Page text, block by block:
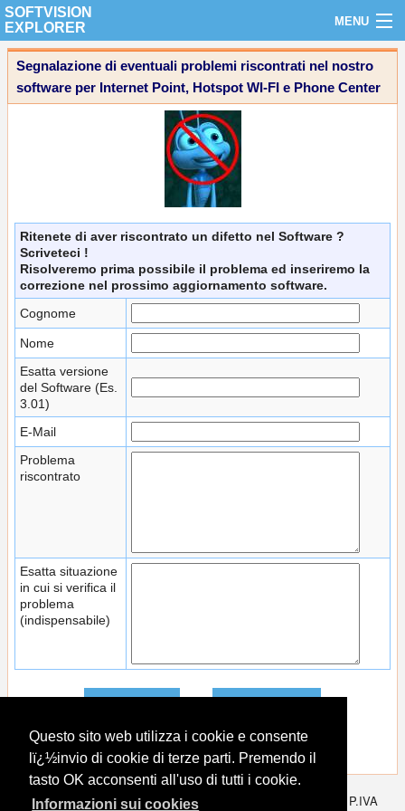
Questo sito web utilizza i cookie e consente
lï¿½invio di cookie di terze parti. Premendo il
tasto OK acconsenti all'uso di tutti i cookie.
Informazioni sui cookies
SOFTVISION
EXPLORER
MENU
HOME
SOFTWARE
SUPPORTO
RISORSE
CONTATTI
Segnalazione di eventuali problemi riscontrati nel nostro
software per Internet Point, Hotspot WI-FI e Phone Center
Ritenete di aver riscontrato un difetto nel Software ?
Scriveteci !
Risolveremo prima possibile il problema ed inseriremo la
correzione nel prossimo aggiornamento software.
Cognome
Nome
Esatta versione
del Software (Es.
3.01)
E-Mail
Problema
riscontrato
Esatta situazione
in cui si verifica il
problema
(indispensabile)
Softvision srl - Via Cesare Battisti, 101 - 67051 Avezzano (AQ) - P.IVA